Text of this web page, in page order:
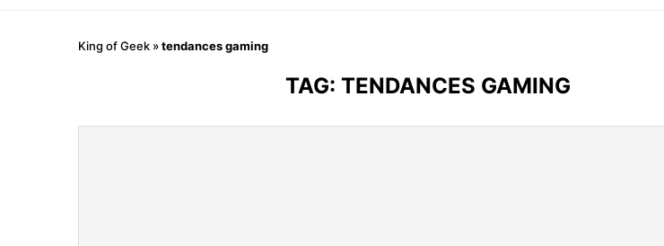
King of Geek »tendances gaming
TAG: TENDANCES GAMING